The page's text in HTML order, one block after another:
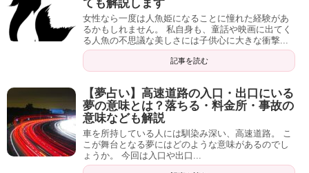
ても解説します
女性なら一度は人魚姫になることに憧れた経験があ
るかもしれません。 私自身も、童話や映画に出てく
る人魚の不思議な美しさには子供心に大きな衝撃...
記事を読む
【夢占い】高速道路の入口・出口にいる
夢の意味とは？落ちる・料金所・事故の
意味なども解説
車を所持している人には馴染み深い、高速道路。 こ
こが舞台となる夢にはどのような意味があるのでし
ょうか。 今回は入口や出口...